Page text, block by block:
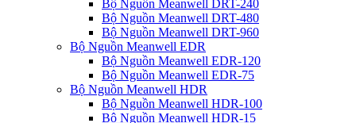
Bộ Nguồn Meanwell DRT-240
Bộ Nguồn Meanwell DRT-480
Bộ Nguồn Meanwell DRT-960
Bộ Nguồn Meanwell EDR
Bộ Nguồn Meanwell EDR-120
Bộ Nguồn Meanwell EDR-75
Bộ Nguồn Meanwell HDR
Bộ Nguồn Meanwell HDR-100
Bộ Nguồn Meanwell HDR-15